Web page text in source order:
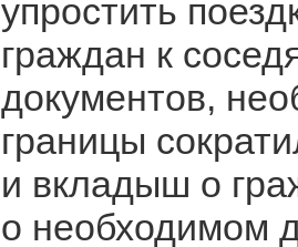
упростить
граждан к
документов,
границы
и вкладыш о
о необходимом